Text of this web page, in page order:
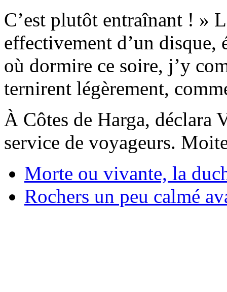
C’est plutôt entraînant ! »
effectivement d’un
où dormire ce soire, j’y
ternirent légèrement,
À Côtes de Harga, déclara
service de voyageurs.
Morte ou vivante, la
Rochers un peu calmé